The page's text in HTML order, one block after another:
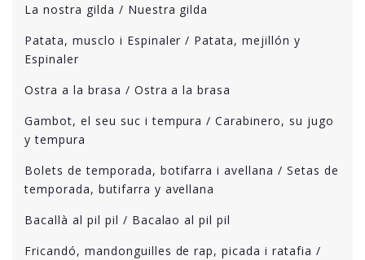
La nostra gilda / Nuestra gilda
Patata, musclo i Espinaler / Patata, mejillón y
Espinaler
Ostra a la brasa / Ostra a la brasa
Gambot, el seu suc i tempura / Carabinero, su jugo
y tempura
Bolets de temporada, botifarra i avellana / Setas de
temporada, butifarra y avellana
Bacallà al pil pil / Bacalao al pil pil
Fricandó, mandonguilles de rap, picada i ratafia /